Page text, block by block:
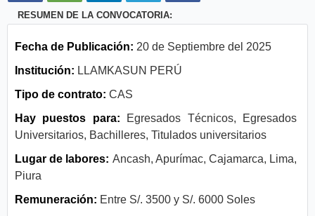
RESUMEN DE LA CONVOCATORIA:
Fecha de Publicación: 20 de Septiembre del 2025
Institución: LLAMKASUN PERÚ
Tipo de contrato: CAS
Hay puestos para:
Egresados Técnicos, Egresados
Universitarios, Bachilleres, Titulados universitarios
Lugar de labores: Ancash, Apurímac, Cajamarca, Lima,
Piura
Remuneración: Entre S/. 3500 y S/. 6000 Soles